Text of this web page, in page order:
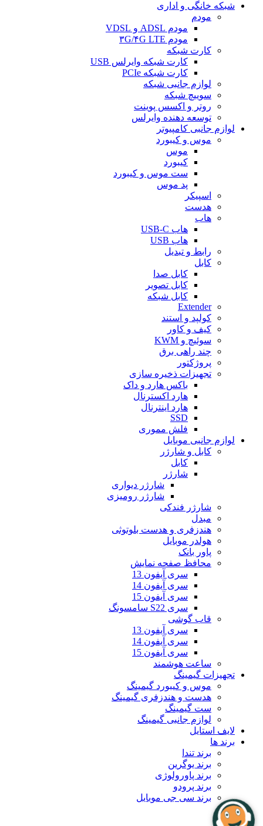
شبکه خانگی و اداری
مودم
مودم ADSL و VDSL
مودم ۳G/۴G LTE
کارت شبکه
کارت شبکه وایرلس USB
کارت شبکه PCIe
لوازم جانبی شبکه
سوییچ شبکه
روتر و اکسس پوینت
توسعه دهنده وایرلس
لوازم جانبی کامپیوتر
موس و کیبورد
موس
کیبورد
ست موس و کیبورد
پد موس
اسپیکر
هدست
هاب
هاب USB-C
هاب USB
رابط و تبدیل
کابل
کابل صدا
کابل تصویر
کابل شبکه
Extender
کولپد و استند
کیف و کاور
سوئیچ و KWM
چند راهی برق
پروژکتور
تجهیزات ذخیره سازی
باکس هارد و داک
هارد اکسترنال
هارد اینترنال
SSD
فلش مموری
لوازم جانبی موبایل
کابل و شارژر
کابل
شارژر
شارژر دیواری
شارژر رومیزی
شارژر فندکی
مبدل
هندزفری و هدست بلوتوثی
هولدر موبایل
پاور بانک
محافظ صفحه نمایش
سری آیفون 13
سری آیفون 14
سری آیفون 15
سری S22 سامسونگ
قاب گوشی
سری آیفون 13
سری آیفون 14
سری آیفون 15
ساعت هوشمند
تجهیزات گیمینگ
موس و کیبورد گیمینگ
هدست و هندزفری گیمینگ
ست گیمینگ
لوازم جانبی گیمینگ
لایف استایل
برند ها
برند تندا
برند یوگرین
برند پاورولوژی
برند پرودو
برند سی جی موبایل
بلاگ